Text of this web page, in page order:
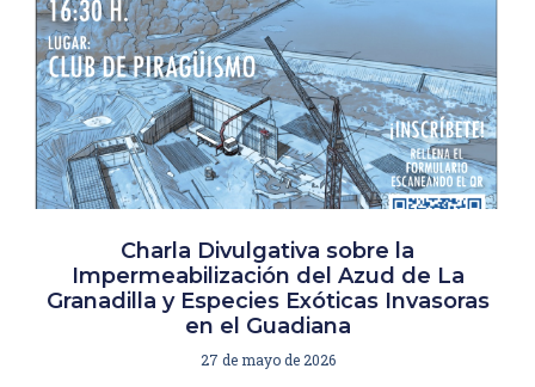
Charla Divulgativa sobre la
Impermeabilización del Azud de La
Granadilla y Especies Exóticas Invasoras
en el Guadiana
27 de mayo de 2026